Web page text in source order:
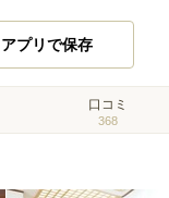
アプリで保存
口コミ
368